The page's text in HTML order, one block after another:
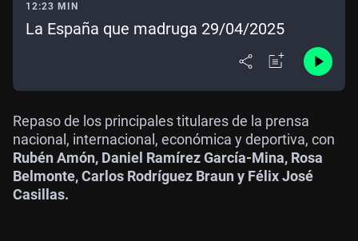
12:23 MIN
La España que madruga 29/04/2025
Repaso de los principales titulares de la prensa
nacional, internacional, económica y deportiva, con
Rubén Amón, Daniel Ramírez García-Mina, Rosa
Belmonte, Carlos Rodríguez Braun y Félix José
Casillas.